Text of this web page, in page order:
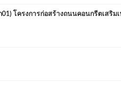
โครงการก่อสร้างถนนคอนกรีตเสริม